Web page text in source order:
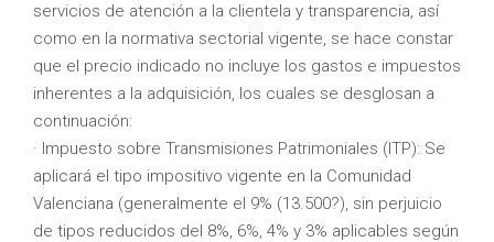
servicios de atención a la clientela y transparencia, así
como en la normativa sectorial vigente, se hace constar
que el precio indicado no incluye los gastos e impuestos
inherentes a la adquisición, los cuales se desglosan a
continuación:
· Impuesto sobre Transmisiones Patrimoniales (ITP): Se
aplicará el tipo impositivo vigente en la Comunidad
Valenciana (generalmente el 9% (13.500?), sin perjuicio
de tipos reducidos del 8%, 6%, 4% y 3% aplicables según